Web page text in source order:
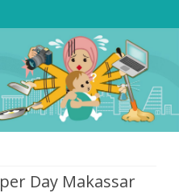
Day Makassar